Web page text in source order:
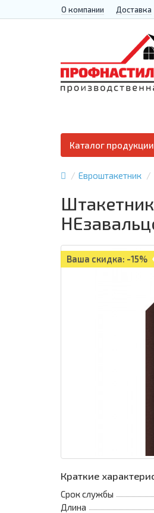
О компании Доставка
Каталог продукции
Евроштакетник
Ваша скидка: -15%
Краткие
Срок службы
Длина